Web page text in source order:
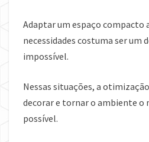
Adaptar um espaço compacto
necessidades costuma ser um
impossível.
Nessas situações, a
decorar e tornar o ambiente o
possível.